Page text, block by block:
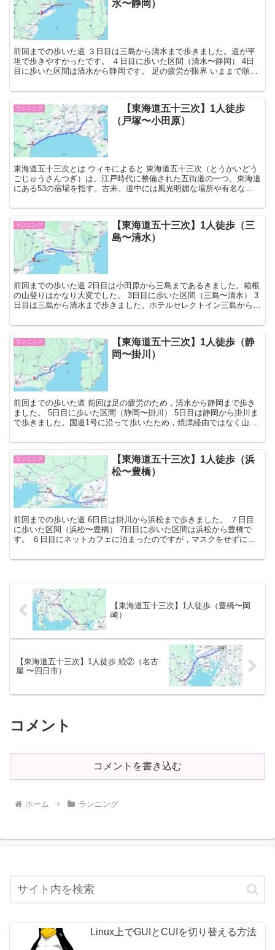
水〜静岡）
前回までの歩いた道 ３日目は三島から清水まで歩きました。道が平
坦で歩きやすかったです。 ４日目に歩いた区間（清水〜静岡） 4日
目に歩いた区間は清水から静岡です。 足の疲労が限界 いままで順調
ランニング
【東海道五十三次】1人徒歩
（戸塚〜小田原）
東海道五十三次とは ウィキによると 東海道五十三次（とうかいどう
ごじゅうさんつぎ）は、江戸時代に整備された五街道の一つ、東海道
にある53の宿場を指す。古来、道中には風光明媚な場所や有名な名
ランニング
【東海道五十三次】1人徒歩（三
島〜清水）
前回までの歩いた道 2日目は小田原から三島まであるきました。箱根
の山登りはかなり大変でした。 3日目に歩いた区間（三島〜清水） 3
日目は三島から清水まで歩きました。ホテルセレクトイン三島から駿
ランニング
【東海道五十三次】1人徒歩（静
岡〜掛川）
前回までの歩いた道 前回は足の疲労のため，清水から静岡まで歩き
ました。 5日目に歩いた区間（静岡〜掛川） 5日目は静岡から掛川ま
で歩きました。国道1号に沿って歩いたため，焼津経由ではなく山超
ランニング
【東海道五十三次】1人徒歩（浜
松〜豊橋）
前回までの歩いた道 6日目は掛川から浜松まで歩きました。 ７日目
に歩いた区間（浜松〜豊橋） 7日目に歩いた区間は浜松から豊橋で
す。 ６日目にネットカフェに泊まったのですが，マスクをせずに寝
【東海道五十三次】1人徒歩（豊橋〜岡
崎）
【東海道五十三次】1人徒歩 続②（名古
屋 〜四日市）
コメント
コメントを書き込む
ホーム ランニング
Linux上でGUIとCUIを切り替える方法